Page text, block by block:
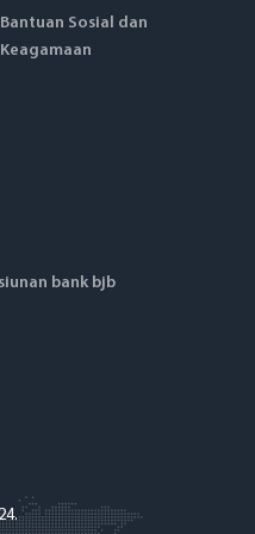
Bantuan Sosial dan
Keagamaan
bank bjb